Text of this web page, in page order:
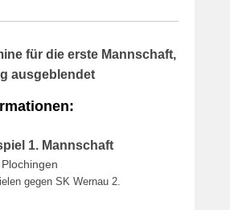
für die erste Mannschaft,
ausgeblendet
1. Mannschaft
Plochingen
gegen SK Wernau 2.